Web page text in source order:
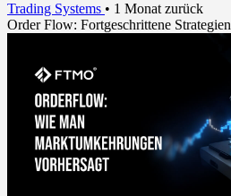
Trading Systems • 1 Monat zurück
Order Flow: Fortgeschrittene Strategien